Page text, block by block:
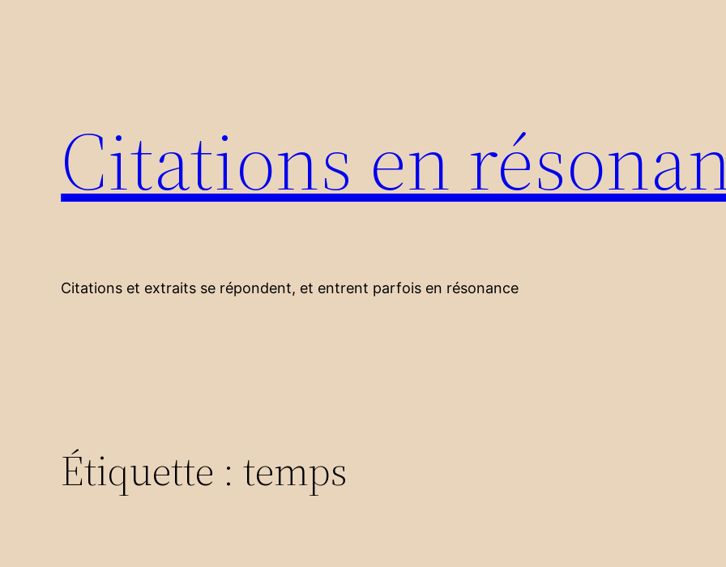
Citations en
Citations et extraits se répondent, et entrent parfois en résonance
Étiquette :temps